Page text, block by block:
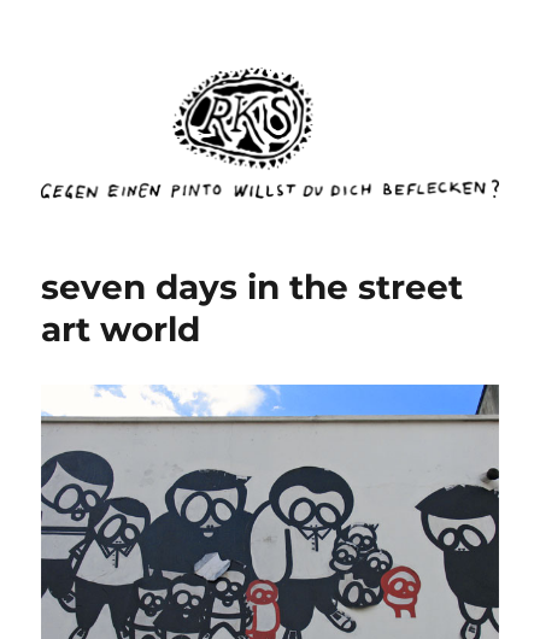
rottenkinckschow
seven days in the street
art world